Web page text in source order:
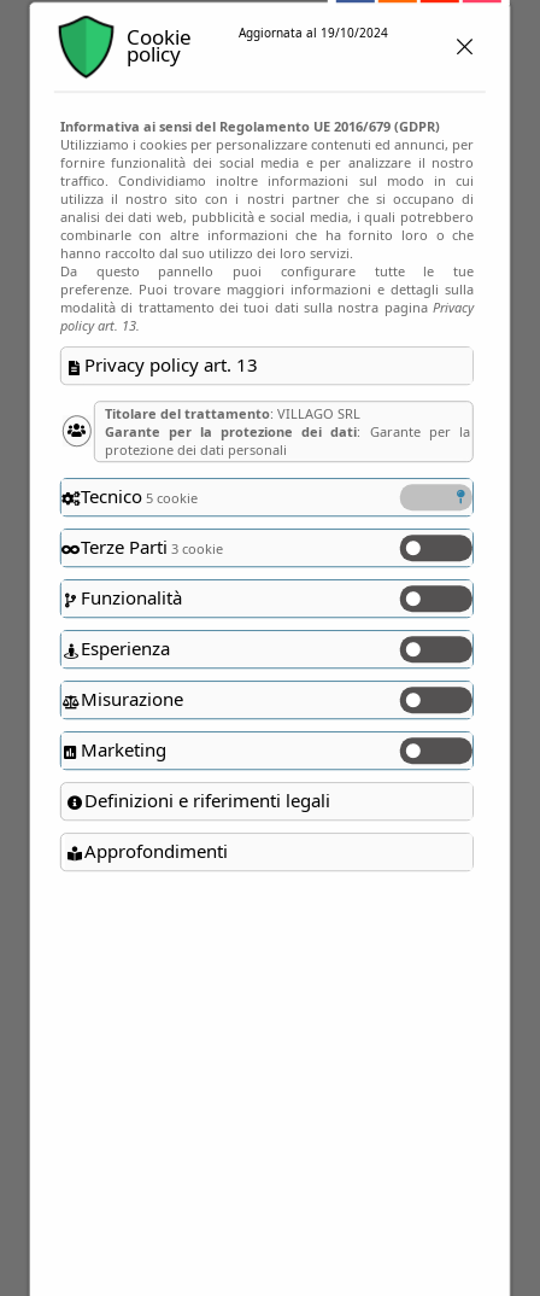
23
Mar
15
Mar
Cookie
policy
Aggiornata al 19/10/2024
Informativa ai sensi del Regolamento UE 2016/679 (GDPR)
Utilizziamo i cookies per personalizzare contenuti ed annunci, per
fornire funzionalità dei social media e per analizzare il nostro
traffico. Condividiamo inoltre informazioni sul modo in cui
utilizza il nostro sito con i nostri partner che si occupano di
analisi dei dati web, pubblicità e social media, i quali potrebbero
combinarle con altre informazioni che ha fornito loro o che
hanno raccolto dal suo utilizzo dei loro servizi.
Da questo pannello puoi configurare tutte le tue
preferenze. Puoi trovare maggiori informazioni e dettagli sulla
modalità di trattamento dei tuoi dati sulla nostra paginaPrivacy
policy art. 13.
Privacy policy art. 13
Titolare del trattamento: VILLAGO SRL
Garante per la protezione dei dati: Garante per la
protezione dei dati personali
Tecnico5 cookie
Terze Parti 3 cookie
Funzionalità
Esperienza
Misurazione
Marketing
Definizioni e riferimenti legali
Approfondimenti